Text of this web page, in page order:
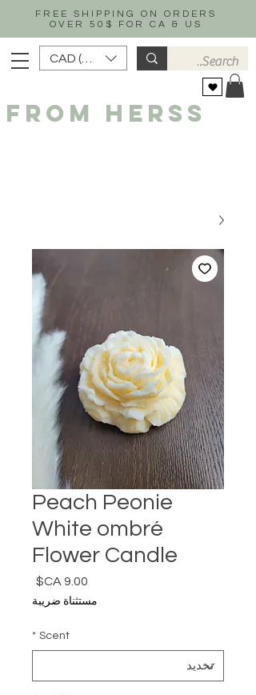
FREE SHIPPING ON ORDERS
OVER 50$ FOR CA & US
CAD (C$)
FROM HERSS
Peach Peonie
White ombré
Flower Candle
السعر
مستثناة ضريبة
Scent
*